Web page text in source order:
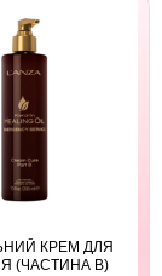
КРЕМ ДЛЯ
(ЧАСТИНА В)